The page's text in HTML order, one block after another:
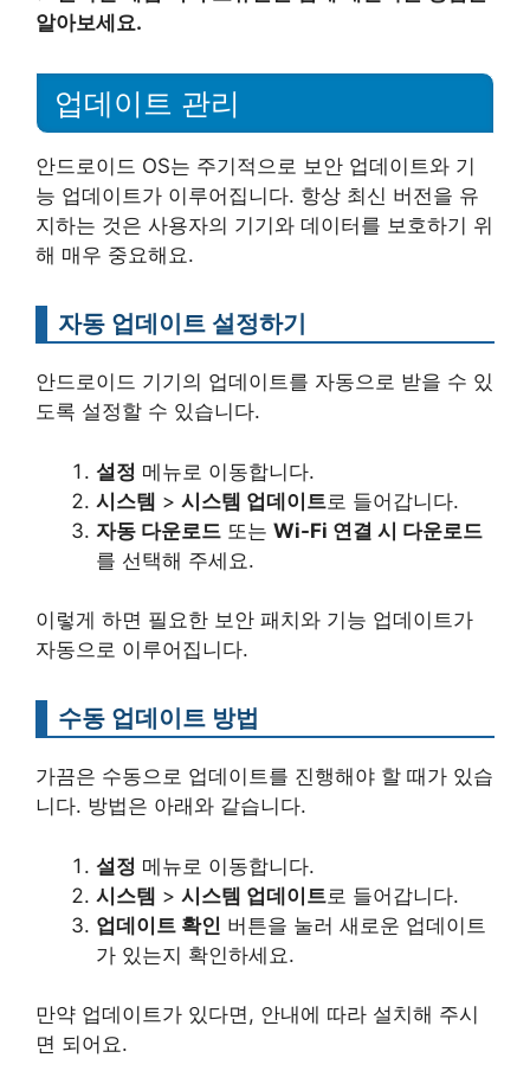
알아보세요.
업데이트 관리
안드로이드 OS는 주기적으로 보안 업데이트와 기
능 업데이트가 이루어집니다. 항상 최신 버전을 유
지하는 것은 사용자의 기기와 데이터를 보호하기 위
해 매우 중요해요.
자동 업데이트 설정하기
안드로이드 기기의 업데이트를 자동으로 받을 수 있
도록 설정할 수 있습니다.
설정 메뉴로 이동합니다.
시스템 > 시스템 업데이트로 들어갑니다.
자동 다운로드 또는 Wi-Fi 연결 시 다운로드
를 선택해 주세요.
이렇게 하면 필요한 보안 패치와 기능 업데이트가
자동으로 이루어집니다.
수동 업데이트 방법
가끔은 수동으로 업데이트를 진행해야 할 때가 있습
니다. 방법은 아래와 같습니다.
설정 메뉴로 이동합니다.
시스템 > 시스템 업데이트로 들어갑니다.
업데이트 확인 버튼을 눌러 새로운 업데이트
가 있는지 확인하세요.
만약 업데이트가 있다면, 안내에 따라 설치해 주시
면 되어요.